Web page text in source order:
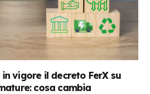
vigore il decreto FerX su
cosa cambia